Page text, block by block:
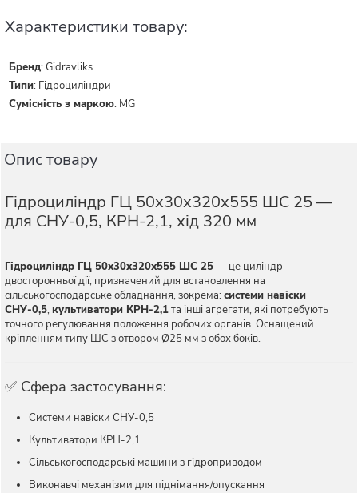
Характеристики товару:
Бренд:Gidravliks
Типи: Гідроциліндри
Сумісність з маркою: MG
Опис товару
Гідроциліндр ГЦ 50х30х320х555 ШС 25 —
для СНУ-0,5, КРН-2,1, хід 320 мм
Гідроциліндр ГЦ 50х30х320х555 ШС 25— це циліндр
двосторонньої дії, призначений для встановлення на
сільськогосподарське обладнання, зокрема:системи навіски
СНУ-0,5,культиватори КРН-2,1та інші агрегати, які потребують
точного регулювання положення робочих органів. Оснащений
кріпленням типу ШС з отвором Ø25 мм з обох боків.
✅ Сфера застосування:
Системи навіски СНУ-0,5
Культиватори КРН-2,1
Сільськогосподарські машини з гідроприводом
Виконавчі механізми для піднімання/опускання